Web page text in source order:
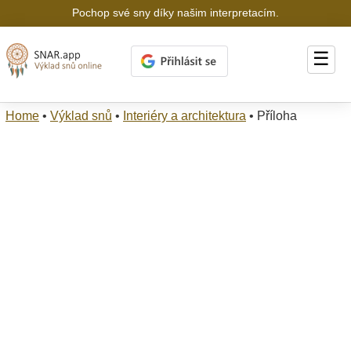
Pochop své sny díky našim interpretacím.
☰
Home • Výklad snů • Interiéry a architektura • Příloha